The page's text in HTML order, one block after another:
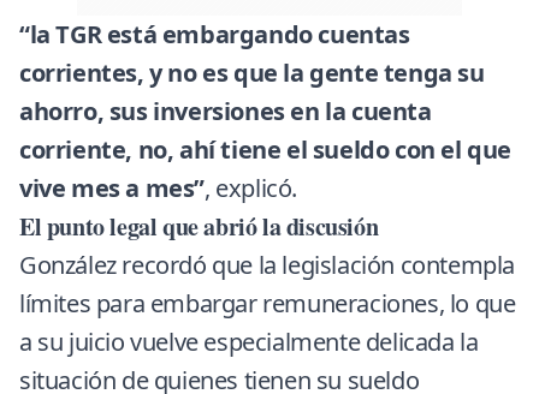
“la TGR está embargando cuentas
corrientes, y no es que la gente tenga su
ahorro, sus inversiones en la cuenta
corriente, no, ahí tiene el sueldo con el que
vive mes a mes”, explicó.
El punto legal que abrió la discusión
González recordó que la legislación contempla
límites para embargar remuneraciones, lo que
a su juicio vuelve especialmente delicada la
situación de quienes tienen su sueldo